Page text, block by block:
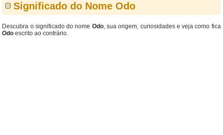
Significado do Nome Odo
Descubra o significado do nome Odo, sua origem, curiosidades e veja como fica
Odo escrito ao contrário.